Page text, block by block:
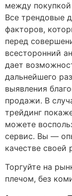
между
Все трендовые
факторов,
перед
всесторонний
дает
дальнейшего
выявления
продажи. В
трейдинг
можете
сервис. Вы —
качестве своей
Торгуйте на
плечом, без